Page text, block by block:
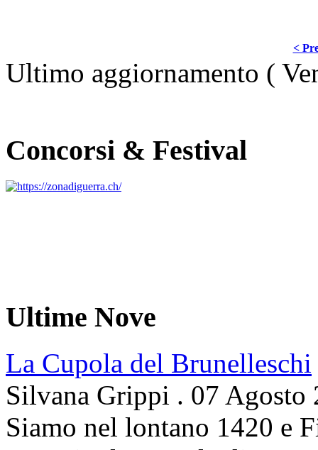
<
Ultimo aggiornamento (
Concorsi & Festival
Ultime Nove
La Cupola del Brunelleschi
Silvana Grippi . 07 Agosto
Siamo nel lontano 1420 e